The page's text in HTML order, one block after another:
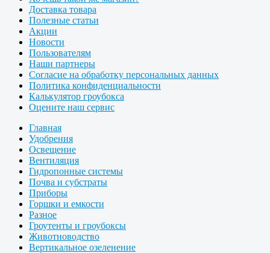
Доставка товара
Полезные статьи
Акции
Новости
Пользователям
Наши партнеры
Согласие на обработку персональных данных
Политика конфиденциальности
Калькулятор гроубокса
Оцените наш сервис
Главная
Удобрения
Освещение
Вентиляция
Гидропонные системы
Почва и субстраты
Приборы
Горшки и емкости
Разное
Гроутенты и гроубоксы
Животноводство
Вертикальное озеленение